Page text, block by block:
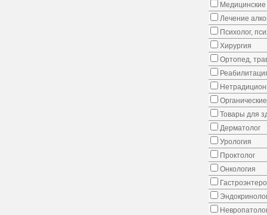
Медицинские
Лечение
Психолог,
Хирургия
Ортопед,
Товары для
Дерматолог
Урология
Проктолог
Онкология